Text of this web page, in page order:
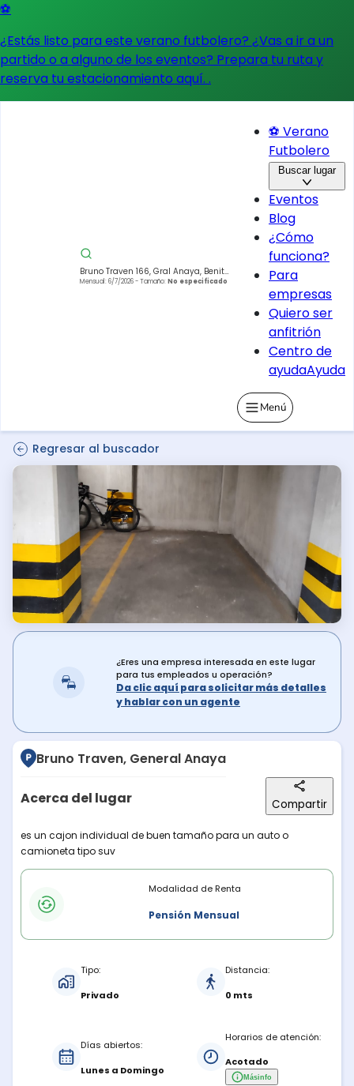
⚽
¿Estás listo para este verano futbolero? ¿Vas a ir a un
partido o a alguno de los eventos? Prepara tu ruta y
reserva tu estacionamiento aquí. .
Bruno Traven 166, Gral Anaya, Benito
Juárez, 03340 Ciudad de México,
Mensual: 6/7/2026- Tamaño: No especificado
⚽ Verano
Futbolero
Buscar lugar
Eventos
Blog
¿Cómo
funciona?
Para
empresas
Quiero ser
anfitrión
Centro de
ayudaAyuda
Menú
Regresar al buscador
¿Eres una empresa interesada en este lugar
para tus empleados u operación?
Da clic aquí para solicitar más detalles
y hablar con un agente
Bruno Traven, General Anaya
Acerca del lugar Compartir
Descripción del lugar
es un cajon individual de buen tamaño para un auto o
camioneta tipo suv
Modalidades de rentaModalidad de Renta
Pensión Mensual
Tipo:
Privado
Distancia:
0 mts
Días abiertos:
Lunes a Domingo
Horarios de atención:
Acotado
Másinfo